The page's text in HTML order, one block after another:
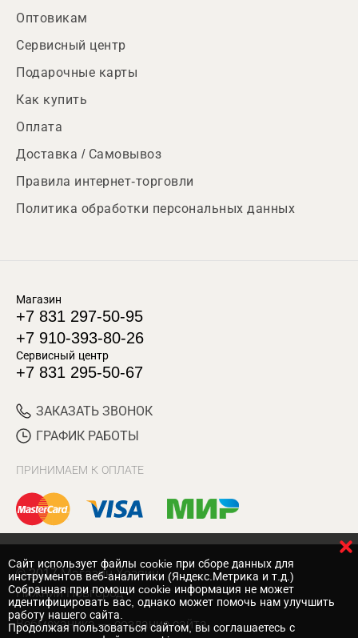
Оптовикам
Сервисный центр
Подарочные карты
Как купить
Оплата
Доставка / Самовывоз
Правила интернет-торговли
Политика обработки персональных данных
Магазин
+7 831 297-50-95
+7 910-393-80-26
Сервисный центр
+7 831 295-50-67
ЗАКАЗАТЬ ЗВОНОК
ГРАФИК РАБОТЫ
ПРИНИМАЕМ К ОПЛАТЕ
© 2017 Магазин Хозяин
Нижний Новгород
Вебмеханика — создание сайта
Cайт использует файлы cookie при сборе данных для
инструментов веб-аналитики (Яндекс.Метрика и т.д.)
Собранная при помощи cookie информация не может
идентифицировать вас, однако может помочь нам улучшить
работу нашего сайта.
Продолжая пользоваться сайтом, вы соглашаетесь с